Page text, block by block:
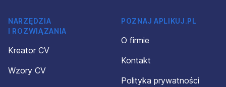
NARZĘDZIA
I ROZWIĄZANIA
Kreator CV
Wzory CV
POZNAJ APLIKUJ.PL
O firmie
Kontakt
Polityka prywatności